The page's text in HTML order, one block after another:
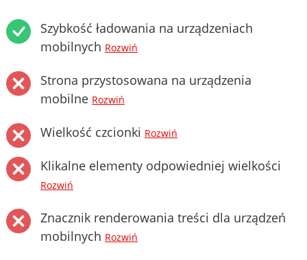
Szybkość ładowania na urządzeniach
mobilnych Rozwiń
Strona przystosowana na urządzenia
mobilne Rozwiń
Wielkość czcionki Rozwiń
Klikalne elementy odpowiedniej wielkości
Rozwiń
Znacznik renderowania treści dla urządzeń
mobilnych Rozwiń